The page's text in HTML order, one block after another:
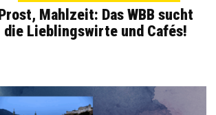
Prost, Mahlzeit: Das WBB sucht
die Lieblingswirte und Cafés!